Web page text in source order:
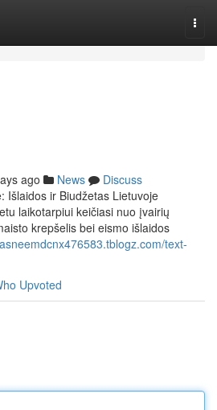
ago News
Discuss
Išlaidos ir Biudžetas Lietuvoje
laikotarpiui keičiasi nuo įvairių
krepšelis bei eismo išlaidos
text-
Upvoted